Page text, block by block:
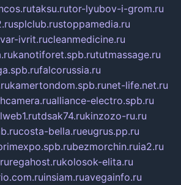
taksu.rutor-lyubov-i-grom.ru
splclub.rustoppamedia.ru
ivrit.rucleanmedicine.ru
kanotiforet.spb.rututmassage.ru
falcorussia.ru
kamertondom.spb.runet-life.net.ru
alliance-electro.spb.ru
tdsak74.rukinzozo-ru.ru
costa-bella.rueugrus.pp.ru
bezmorchin.ruia2.ru
regahost.rukolosok-elita.ru
insiam.ruavegainfo.ru